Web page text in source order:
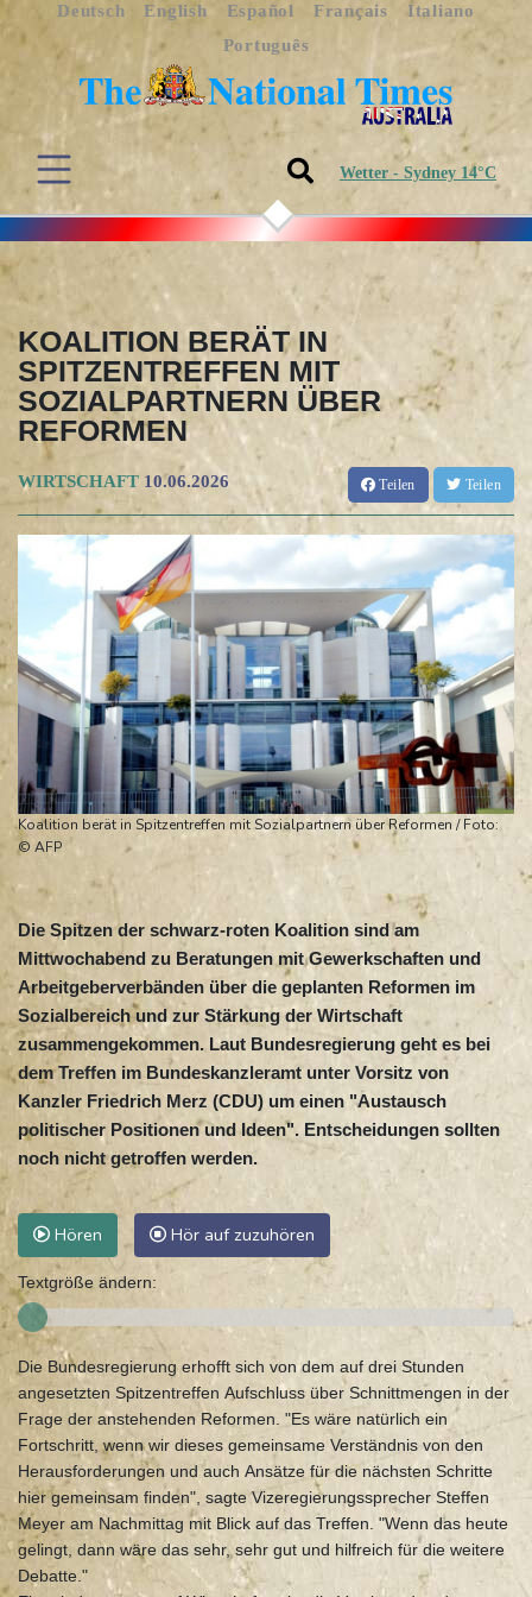
Deutsch English Español Français
Italiano
Português
Wetter - Sydney 14°C
KOALITION BERÄT IN
SPITZENTREFFEN MIT
SOZIALPARTNERN ÜBER
REFORMEN
WIRTSCHAFT 10.06.2026 Teilen Teilen
Koalition berät in Spitzentreffen mit Sozialpartnern über Reformen / Foto:
© AFP
Die Spitzen der schwarz-roten Koalition sind am
Mittwochabend zu Beratungen mit Gewerkschaften und
Arbeitgeberverbänden über die geplanten Reformen im
Sozialbereich und zur Stärkung der Wirtschaft
zusammengekommen. Laut Bundesregierung geht es bei
dem Treffen im Bundeskanzleramt unter Vorsitz von
Kanzler Friedrich Merz (CDU) um einen "Austausch
politischer Positionen und Ideen". Entscheidungen sollten
noch nicht getroffen werden.
Hören Hör auf zuzuhören
Textgröße ändern:
Die Bundesregierung erhofft sich von dem auf drei Stunden
angesetzten Spitzentreffen Aufschluss über Schnittmengen in der
Frage der anstehenden Reformen. "Es wäre natürlich ein
Fortschritt, wenn wir dieses gemeinsame Verständnis von den
Herausforderungen und auch Ansätze für die nächsten Schritte
hier gemeinsam finden", sagte Vizeregierungssprecher Steffen
Meyer am Nachmittag mit Blick auf das Treffen. "Wenn das heute
gelingt, dann wäre das sehr, sehr gut und hilfreich für die weitere
Debatte."